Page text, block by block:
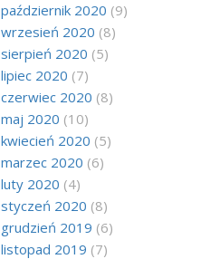
październik 2020 (9)
wrzesień 2020 (8)
sierpień 2020 (5)
lipiec 2020 (7)
czerwiec 2020 (8)
maj 2020 (10)
kwiecień 2020 (5)
marzec 2020 (6)
luty 2020 (4)
styczeń 2020 (8)
grudzień 2019 (6)
listopad 2019 (7)